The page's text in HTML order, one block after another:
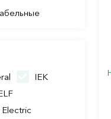
IEK